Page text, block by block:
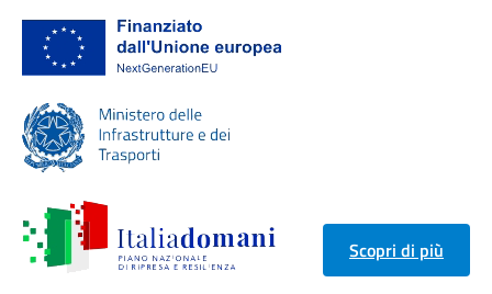
Scopri di più